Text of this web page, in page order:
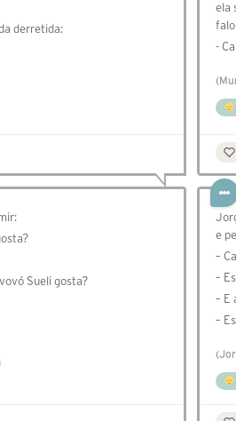
derretida:
ela
-
Sueli gosta?
e
–
–
– E
–